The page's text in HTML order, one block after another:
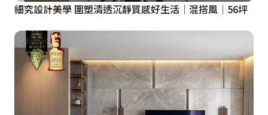
細究設計美學 圍塑清透沉靜質感好生活│混搭風│56坪